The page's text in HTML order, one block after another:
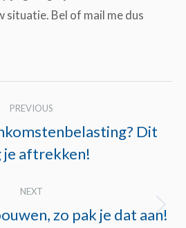
situatie. Bel of mail me dus
PREVIOUS
Previous
post:
Dit
je aftrekken!
NEXT
Nextzo pak je dat aan!